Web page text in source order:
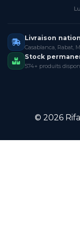
Livraison
Casablanca, Rabat,
Stock
574+ produits
© 2026